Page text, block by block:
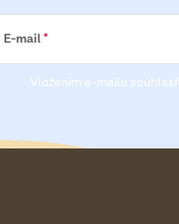
E-mail
Vložením e-mailu